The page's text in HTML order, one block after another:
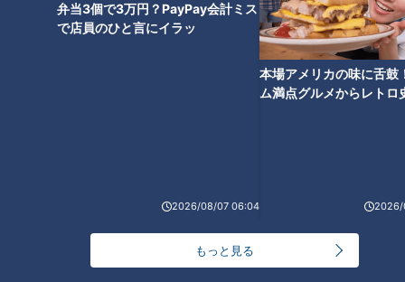
弁当3個で3万円？PayPay会計ミス
で店員のひと言にイラッ
2026/08/07 06:04
本場アメリカの味に舌鼓
ム満点グルメからレトロ
2026/
もっと見る
の皆さまに足を運んでいただいて、大変うれしく思っていま
す」と反響の大きさを語りました。
利用者については、正確なデータはまだないとしつつも、「県
また、人気ぶりは思わぬところにも影響を与えたようです。
竹地「インクの心配はないですか？」